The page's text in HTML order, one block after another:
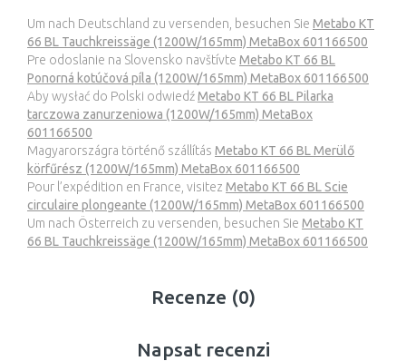
Um nach Deutschland zu versenden, besuchen Sie Metabo KT
66 BL Tauchkreissäge (1200W/165mm) MetaBox 601166500
Pre odoslanie na Slovensko navštívte Metabo KT 66 BL
Ponorná kotúčová píla (1200W/165mm) MetaBox 601166500
Aby wysłać do Polski odwiedźMetabo KT 66 BL Pilarka
tarczowa zanurzeniowa (1200W/165mm) MetaBox
601166500
Magyarországra történő szállítás Metabo KT 66 BL Merülő
körfűrész (1200W/165mm) MetaBox 601166500
Pour l’expédition en France, visitez Metabo KT 66 BL Scie
circulaire plongeante (1200W/165mm) MetaBox 601166500
Um nach Österreich zu versenden, besuchen Sie Metabo KT
66 BL Tauchkreissäge (1200W/165mm) MetaBox 601166500
Recenze (0)
Napsat recenzi